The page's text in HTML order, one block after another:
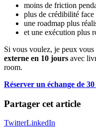
moins de friction
plus de crédibilité face
une roadmap plus
et une exécution plus
Si vous voulez, je peux vous
externe en 10 jours avec
room.
Réserver un échange de
Partager cet article
TwitterLinkedIn